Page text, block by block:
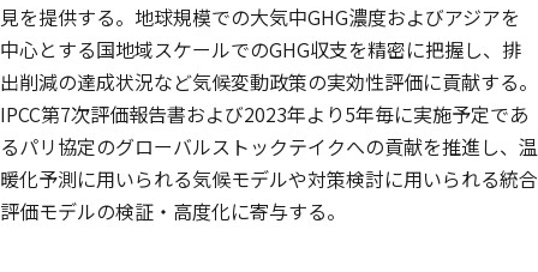
見を提供する。地球規模での大気中GHG濃度およびアジアを
中心とする国地域スケールでのGHG収支を精密に把握し、排
出削減の達成状況など気候変動政策の実効性評価に貢献する。
IPCC第7次評価報告書および2023年より5年毎に実施予定であ
るパリ協定のグローバルストックテイクへの貢献を推進し、温
暖化予測に用いられる気候モデルや対策検討に用いられる統合
評価モデルの検証・高度化に寄与する。